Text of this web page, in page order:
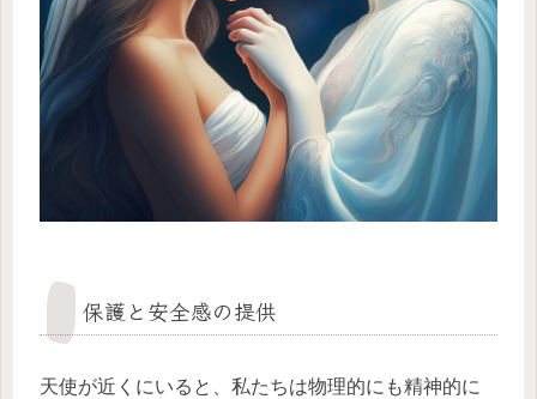
保護と安全感の提供
天使が近くにいると、私たちは物理的にも精神的に